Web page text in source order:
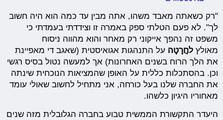
"רק כשאתה מאבד משהו, אתה מבין עד כמה הוא היה חשוב
לך". לא פעם הטלתי ספק באמרה זו וצידדתי בעמדתי כי
משפט זה נהפך אייקוני רק מאחר והוא מהווה ניסוח
מאולץלחֲרָטָה על התנהגות אגואיסטית (שאגב די מאפיינת
את הלך הרוח בשנים האחרונות) אך למעשה נטול בסיס רגשי
וכן. בהסתכלות כללית על האופן שהמציאות הנוכחית שינתה
את החברה שלנו בעל כורחה, אני מתחיל לחשוב שאולי עומד
מאחוריו היגיון כלשהו.
היעדר התקשורת הממשית טבוע בחברה הגלובלית מזה שנים